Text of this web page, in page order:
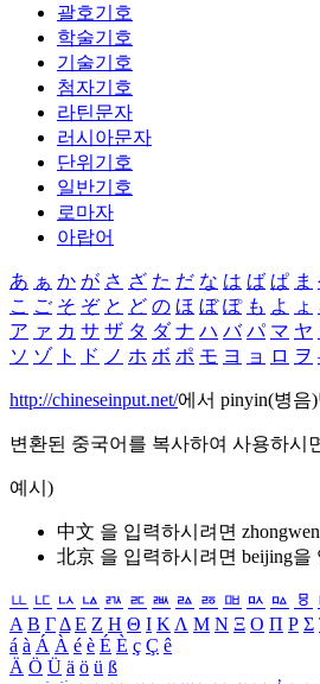
괄호기호
학술기호
기술기호
첨자기호
라틴문자
러시아문자
단위기호
일반기호
로마자
아랍어
あ ぁ か が さ ざ た だ な は ば ぱ ま
こ ご そ ぞ と ど の ほ ぼ ぽ も よ ょ
ア ァ カ サ ザ タ ダ ナ ハ バ パ マ ヤ
ソ ゾ ト ド ノ ホ ボ ポ モ ヨ ョ ロ ヲ
http://chineseinput.net/에서 pinyin(병음
변환된 중국어를 복사하여 사용하시
예시)
中文 을 입력하시려면 zhongwen
北京 을 입력하시려면 beijing을
ㅥ ㅦ ㅧ ㅨ ㅩ ㅪ ㅫ ㅬ ㅭ ㅮ ㅯ ㅰ ㅱ
Α Β ΓΔ Ε Ζ Η Θ Ι ΚΛ Μ Ν Ξ Ο Π Ρ Σ
á à Á À é è É È ç Ç ê
Ä Ö Ü ä ö ü ß